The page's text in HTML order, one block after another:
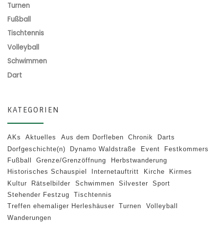
Turnen
Fußball
Tischtennis
Volleyball
Schwimmen
Dart
KATEGORIEN
AKs Aktuelles Aus dem Dorfleben Chronik
Darts
Dorfgeschichte(n)
Dynamo Waldstraße Event
Festkommers
Fußball
Grenze/Grenzöffnung
Herbstwanderung
Historisches Schauspiel
Internetauftritt Kirche
Kirmes
Kultur
Rätselbilder Schwimmen Silvester
Sport
Stehender Festzug
Tischtennis
Treffen ehemaliger Herleshäuser
Turnen
Volleyball
Wanderungen